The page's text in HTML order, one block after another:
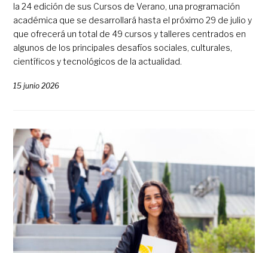
la 24 edición de sus Cursos de Verano, una programación
académica que se desarrollará hasta el próximo 29 de julio y
que ofrecerá un total de 49 cursos y talleres centrados en
algunos de los principales desafíos sociales, culturales,
científicos y tecnológicos de la actualidad.
15 junio 2026